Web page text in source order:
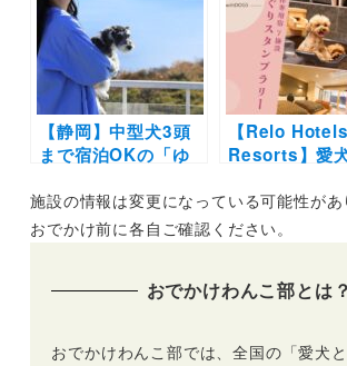
個室のレストランで
ずっと一緒の思い出
を♪
光編）の予約
タート！わん
を満喫しよう
【静岡】中型犬3頭
まで宿泊OKの「ゆ
DOGS」が2024年
12月オープン！開業
【Relo
Resorts】愛
無料券をゲッ
海や箱根など7
ーン開催
施設の情報は変更になっている可能性があ
おでかけ前に各自ご確認ください。
おでかけわんこ部とは？
おでかけわんこ部では、全国の「愛犬